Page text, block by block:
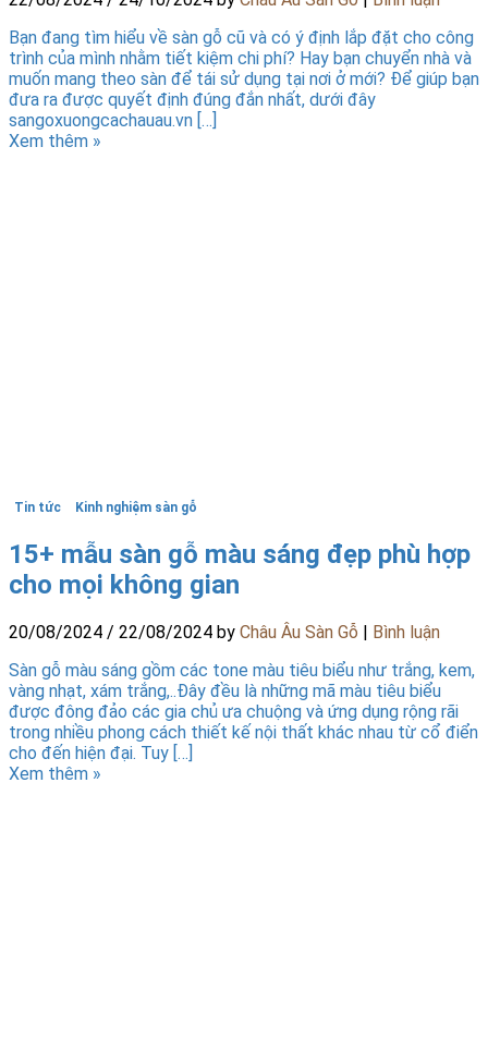
Bạn đang tìm hiểu về sàn gỗ cũ và có ý định lắp đặt cho công
trình của mình nhằm tiết kiệm chi phí? Hay bạn chuyển nhà và
muốn mang theo sàn để tái sử dụng tại nơi ở mới? Để giúp bạn
đưa ra được quyết định đúng đắn nhất, dưới đây
sangoxuongcachauau.vn […]
Xem thêm »
Tin tức Kinh nghiệm sàn gỗ
15+ mẫu sàn gỗ màu sáng đẹp phù hợp
cho mọi không gian
20/08/2024 / 22/08/2024 by Châu Âu Sàn Gỗ | Bình luận
Sàn gỗ màu sáng gồm các tone màu tiêu biểu như trắng, kem,
vàng nhạt, xám trắng,..Đây đều là những mã màu tiêu biểu
được đông đảo các gia chủ ưa chuộng và ứng dụng rộng rãi
trong nhiều phong cách thiết kế nội thất khác nhau từ cổ điển
cho đến hiện đại. Tuy […]
Xem thêm »